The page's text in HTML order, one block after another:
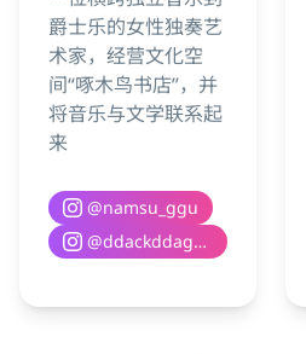
爵士乐的女性独奏艺
术家，经营文化空
间“啄木鸟书店”，并
将音乐与文学联系起
来
@namsu_ggu
@ddackddaguri__books